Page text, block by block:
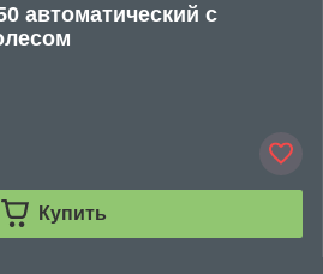
автоматический с
Купить